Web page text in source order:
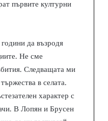
първите културни
да възродя
Не сме
Следващата ми
в селата.
характер с
В Лопян и Брусен